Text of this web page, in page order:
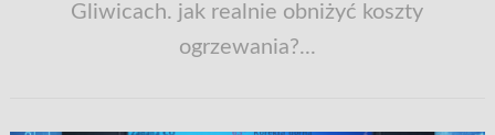
Gliwicach. jak realnie obniżyć koszty
ogrzewania?...